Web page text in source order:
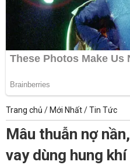
Trang chủ / Mới Nhất/Tin Tức
Mâu thuẫn nợ
vay dùng hung